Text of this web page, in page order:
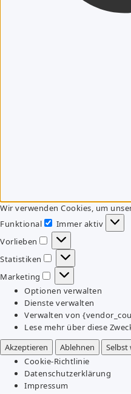
Wir verwenden Cookies, um
Funktional
Funktional
Immer aktiv
Vorlieben
Vorlieben
Statistiken
Statistiken
Marketing
Marketing
Optionen verwalten
Dienste verwalten
Verwalten von
Lese mehr über diese
Akzeptieren
Ablehnen Selbst
Cookie-Richtlinie
Datenschutzerklärung
Impressum